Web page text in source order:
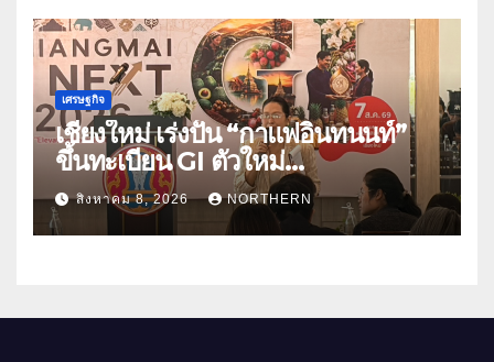
เศรษฐกิจ
เชียงใหม่ เร่งปั้น “กาแฟอินทนนท์”
ขึ้นทะเบียน GI ตัวใหม่
“CHIANGMAI GI NEXT 2026”
ติดอาวุธผู้ประกอบการ 100 ราย ดัน
สินค้าอัตลักษณ์สู่ตลาดพรีเมียม
สิงหาคม 8, 2026 NORTHERN